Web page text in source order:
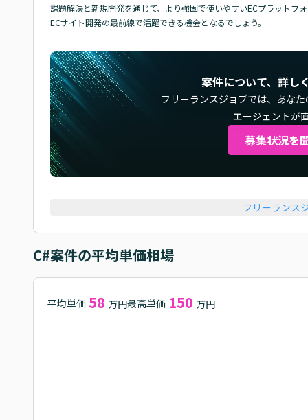
課題解決と新規開発を通じて、より強固で使いやすいECプラットフ
ECサイト開発の最前線で活躍できる機会となるでしょう。
案件について、詳し
フリーランスジョブでは、 あな
エージェントが
募集状況を
フリーランス
C#案件の平均単価相場
平均単価 58 万円最高単価 150 万円